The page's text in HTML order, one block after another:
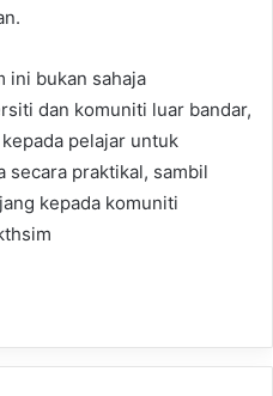
ini bukan sahaja
dan komuniti luar bandar,
pelajar untuk
secara praktikal, sambil
kepada komuniti